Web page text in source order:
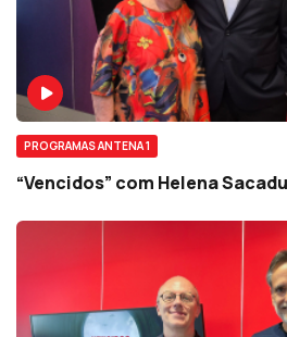
PROGRAMAS ANTENA 1
“Vencidos” com Helena